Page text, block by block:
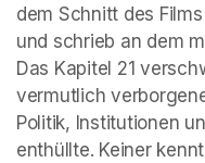
dem Schnitt des
und schrieb an dem
Das Kapitel 21
vermutlich
Politik, Institutionen
enthüllte. Keiner